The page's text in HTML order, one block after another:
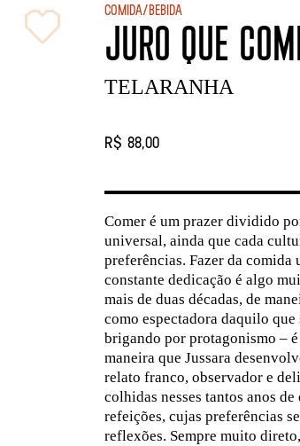
Comida/Bebida
JURO QUE
TELARANHA
R$ 88,00
Comer é um prazer dividido
universal, ainda que cada
preferências. Fazer da comida
constante dedicação é algo
mais de duas décadas, de
como espectadora daquilo
brigando por protagonismo –
maneira que Jussara
relato franco, observador e
colhidas nesses tantos anos
refeições, cujas preferências
reflexões. Sempre muito